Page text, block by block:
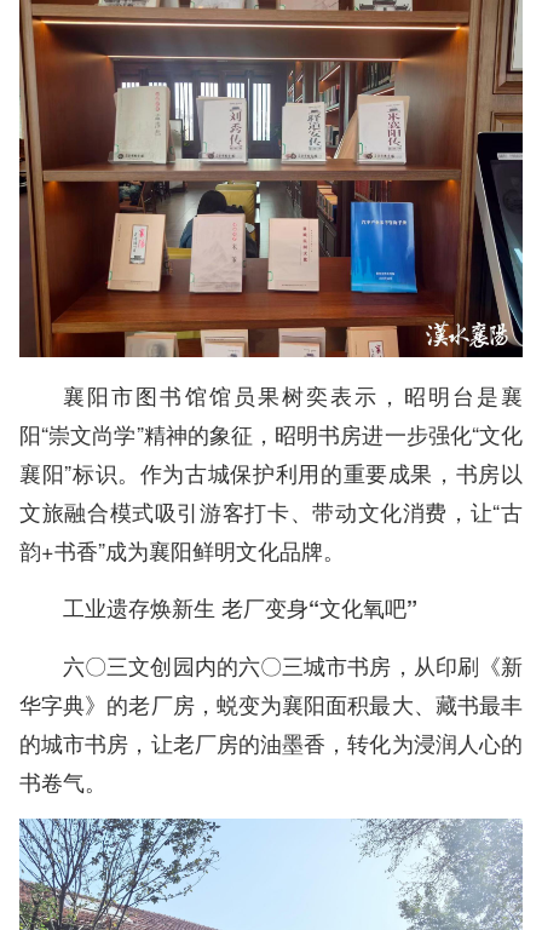
襄阳市图书馆馆员果树奕表示，昭明台是襄
阳“崇文尚学”精神的象征，昭明书房进一步强化“文化
襄阳”标识。作为古城保护利用的重要成果，书房以
文旅融合模式吸引游客打卡、带动文化消费，让“古
韵+书香”成为襄阳鲜明文化品牌。
工业遗存焕新生 老厂变身“文化氧吧”
六〇三文创园内的六〇三城市书房，从印刷《新
华字典》的老厂房，蜕变为襄阳面积最大、藏书最丰
的城市书房，让老厂房的油墨香，转化为浸润人心的
书卷气。